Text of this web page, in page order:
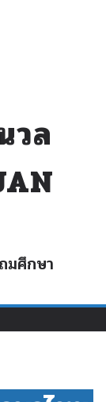
วล
มศึกษา